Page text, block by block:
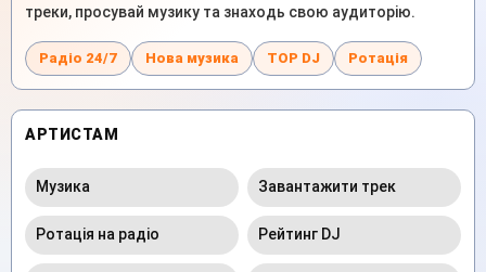
треки, просувай музику та знаходь свою аудиторію.
Радіо 24/7 Нова музика TOP DJ Ротація
АРТИСТАМ
Музика Завантажити трек
Ротація на радіо Рейтинг DJ